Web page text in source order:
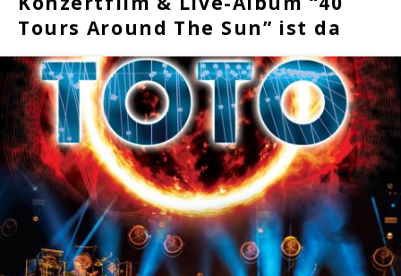
Tours
Around
The
Sun"
ist
da
Tours Around The Sun” ist da